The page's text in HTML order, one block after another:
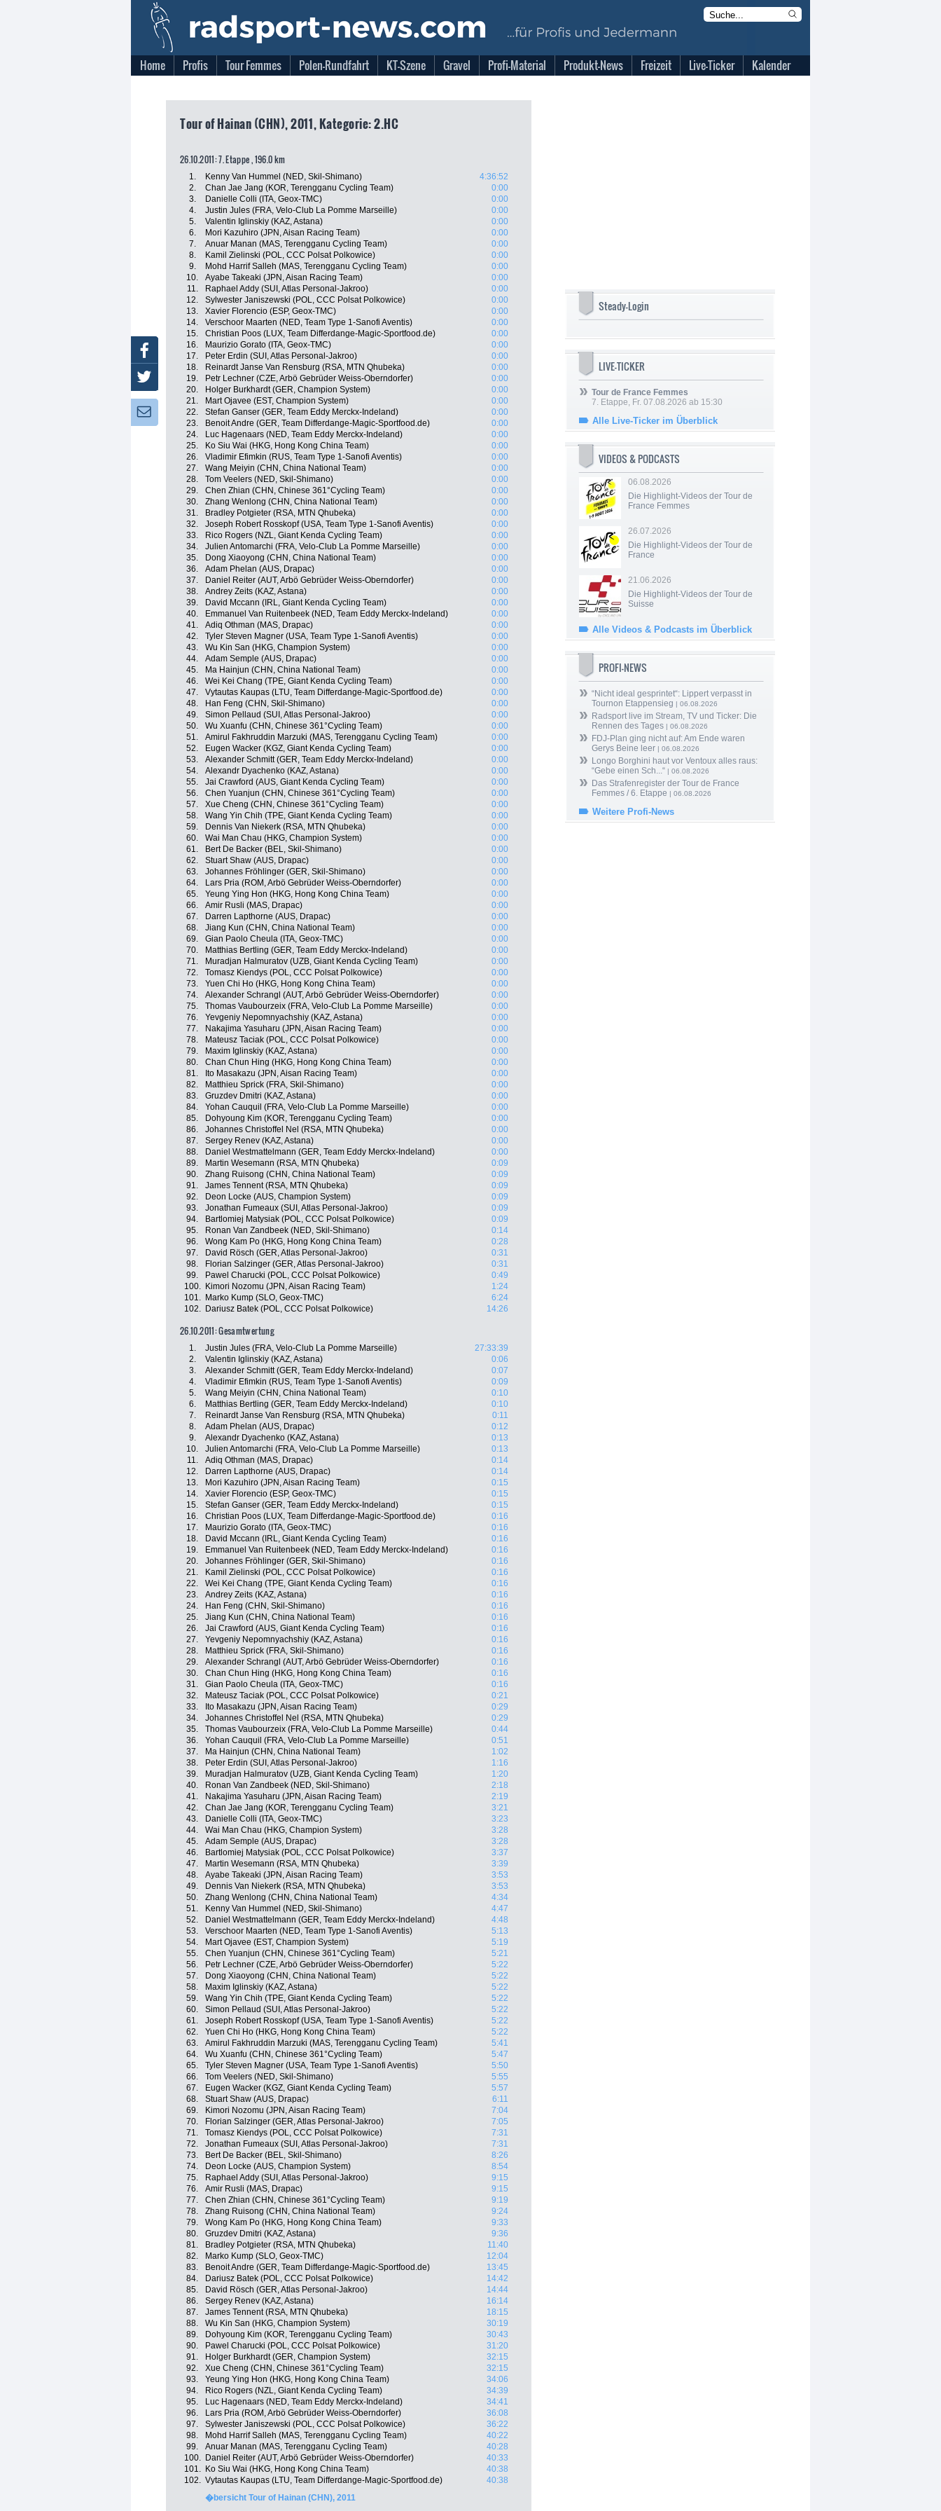
Home Profis Tour Femmes Polen-Rundfahrt KT-Szene Gravel Profi-Material Produkt-News Freizeit Live-Ticker Kalender
Tour of Hainan (CHN), 2011, Kategorie: 2.HC
26.10.2011: 7. Etappe , 196.0 km
1. Kenny Van Hummel (NED, Skil-Shimano)
4:36:52
2.
Chan Jae Jang (KOR, Terengganu Cycling Team)
0:00
3.
Danielle Colli (ITA, Geox-TMC)
0:00
4.
Justin Jules (FRA, Velo-Club La Pomme Marseille)
0:00
5.
Valentin Iglinskiy (KAZ, Astana)
0:00
6.
Mori Kazuhiro (JPN, Aisan Racing Team)
0:00
7.
Anuar Manan (MAS, Terengganu Cycling Team)
0:00
8.
Kamil Zielinski (POL, CCC Polsat Polkowice)
0:00
9.
Mohd Harrif Salleh (MAS, Terengganu Cycling Team)
0:00
10.
Ayabe Takeaki (JPN, Aisan Racing Team)
0:00
11.
Raphael Addy (SUI, Atlas Personal-Jakroo)
0:00
12.
Sylwester Janiszewski (POL, CCC Polsat Polkowice)
0:00
13.
Xavier Florencio (ESP, Geox-TMC)
0:00
14.
Verschoor Maarten (NED, Team Type 1-Sanofi Aventis)
0:00
15.
Christian Poos (LUX, Team Differdange-Magic-Sportfood.de)
0:00
16.
Maurizio Gorato (ITA, Geox-TMC)
0:00
17.
Peter Erdin (SUI, Atlas Personal-Jakroo)
0:00
18.
Reinardt Janse Van Rensburg (RSA, MTN Qhubeka)
0:00
19.
Petr Lechner (CZE, Arbö Gebrüder Weiss-Oberndorfer)
0:00
20.
Holger Burkhardt (GER, Champion System)
0:00
21.
Mart Ojavee (EST, Champion System)
0:00
22.
Stefan Ganser (GER, Team Eddy Merckx-Indeland)
0:00
23.
Benoit Andre (GER, Team Differdange-Magic-Sportfood.de)
0:00
24.
Luc Hagenaars (NED, Team Eddy Merckx-Indeland)
0:00
25.
Ko Siu Wai (HKG, Hong Kong China Team)
0:00
26.
Vladimir Efimkin (RUS, Team Type 1-Sanofi Aventis)
0:00
27.
Wang Meiyin (CHN, China National Team)
0:00
28.
Tom Veelers (NED, Skil-Shimano)
0:00
29.
Chen Zhian (CHN, Chinese 361°Cycling Team)
0:00
30.
Zhang Wenlong (CHN, China National Team)
0:00
31.
Bradley Potgieter (RSA, MTN Qhubeka)
0:00
32.
Joseph Robert Rosskopf (USA, Team Type 1-Sanofi Aventis)
0:00
33.
Rico Rogers (NZL, Giant Kenda Cycling Team)
0:00
34.
Julien Antomarchi (FRA, Velo-Club La Pomme Marseille)
0:00
35.
Dong Xiaoyong (CHN, China National Team)
0:00
36.
Adam Phelan (AUS, Drapac)
0:00
37.
Daniel Reiter (AUT, Arbö Gebrüder Weiss-Oberndorfer)
0:00
38.
Andrey Zeits (KAZ, Astana)
0:00
39.
David Mccann (IRL, Giant Kenda Cycling Team)
0:00
40.
Emmanuel Van Ruitenbeek (NED, Team Eddy Merckx-Indeland)
0:00
41.
Adiq Othman (MAS, Drapac)
0:00
42.
Tyler Steven Magner (USA, Team Type 1-Sanofi Aventis)
0:00
43.
Wu Kin San (HKG, Champion System)
0:00
44.
Adam Semple (AUS, Drapac)
0:00
45.
Ma Hainjun (CHN, China National Team)
0:00
46.
Wei Kei Chang (TPE, Giant Kenda Cycling Team)
0:00
47.
Vytautas Kaupas (LTU, Team Differdange-Magic-Sportfood.de)
0:00
48.
Han Feng (CHN, Skil-Shimano)
0:00
49.
Simon Pellaud (SUI, Atlas Personal-Jakroo)
0:00
50.
Wu Xuanfu (CHN, Chinese 361°Cycling Team)
0:00
51.
Amirul Fakhruddin Marzuki (MAS, Terengganu Cycling Team)
0:00
52.
Eugen Wacker (KGZ, Giant Kenda Cycling Team)
0:00
53.
Alexander Schmitt (GER, Team Eddy Merckx-Indeland)
0:00
54.
Alexandr Dyachenko (KAZ, Astana)
0:00
55.
Jai Crawford (AUS, Giant Kenda Cycling Team)
0:00
56.
Chen Yuanjun (CHN, Chinese 361°Cycling Team)
0:00
57.
Xue Cheng (CHN, Chinese 361°Cycling Team)
0:00
58.
Wang Yin Chih (TPE, Giant Kenda Cycling Team)
0:00
59.
Dennis Van Niekerk (RSA, MTN Qhubeka)
0:00
60.
Wai Man Chau (HKG, Champion System)
0:00
61.
Bert De Backer (BEL, Skil-Shimano)
0:00
62.
Stuart Shaw (AUS, Drapac)
0:00
63.
Johannes Fröhlinger (GER, Skil-Shimano)
0:00
64.
Lars Pria (ROM, Arbö Gebrüder Weiss-Oberndorfer)
0:00
65.
Yeung Ying Hon (HKG, Hong Kong China Team)
0:00
66.
Amir Rusli (MAS, Drapac)
0:00
67.
Darren Lapthorne (AUS, Drapac)
0:00
68.
Jiang Kun (CHN, China National Team)
0:00
69.
Gian Paolo Cheula (ITA, Geox-TMC)
0:00
70.
Matthias Bertling (GER, Team Eddy Merckx-Indeland)
0:00
71.
Muradjan Halmuratov (UZB, Giant Kenda Cycling Team)
0:00
72.
Tomasz Kiendys (POL, CCC Polsat Polkowice)
0:00
73.
Yuen Chi Ho (HKG, Hong Kong China Team)
0:00
74.
Alexander Schrangl (AUT, Arbö Gebrüder Weiss-Oberndorfer)
0:00
75.
Thomas Vaubourzeix (FRA, Velo-Club La Pomme Marseille)
0:00
76.
Yevgeniy Nepomnyachshiy (KAZ, Astana)
0:00
77.
Nakajima Yasuharu (JPN, Aisan Racing Team)
0:00
78.
Mateusz Taciak (POL, CCC Polsat Polkowice)
0:00
79.
Maxim Iglinskiy (KAZ, Astana)
0:00
80.
Chan Chun Hing (HKG, Hong Kong China Team)
0:00
81.
Ito Masakazu (JPN, Aisan Racing Team)
0:00
82.
Matthieu Sprick (FRA, Skil-Shimano)
0:00
83.
Gruzdev Dmitri (KAZ, Astana)
0:00
84.
Yohan Cauquil (FRA, Velo-Club La Pomme Marseille)
0:00
85.
Dohyoung Kim (KOR, Terengganu Cycling Team)
0:00
86.
Johannes Christoffel Nel (RSA, MTN Qhubeka)
0:00
87.
Sergey Renev (KAZ, Astana)
0:00
88.
Daniel Westmattelmann (GER, Team Eddy Merckx-Indeland)
0:00
89.
Martin Wesemann (RSA, MTN Qhubeka)
0:09
90.
Zhang Ruisong (CHN, China National Team)
0:09
91.
James Tennent (RSA, MTN Qhubeka)
0:09
92.
Deon Locke (AUS, Champion System)
0:09
93.
Jonathan Fumeaux (SUI, Atlas Personal-Jakroo)
0:09
94.
Bartlomiej Matysiak (POL, CCC Polsat Polkowice)
0:09
95.
Ronan Van Zandbeek (NED, Skil-Shimano)
0:14
96.
Wong Kam Po (HKG, Hong Kong China Team)
0:28
97.
David Rösch (GER, Atlas Personal-Jakroo)
0:31
98.
Florian Salzinger (GER, Atlas Personal-Jakroo)
0:31
99.
Pawel Charucki (POL, CCC Polsat Polkowice)
0:49
100.
Kimori Nozomu (JPN, Aisan Racing Team)
1:24
101.
Marko Kump (SLO, Geox-TMC)
6:24
102.
Dariusz Batek (POL, CCC Polsat Polkowice) 14:26
26.10.2011: Gesamtwertung
1. Justin Jules (FRA, Velo-Club La Pomme Marseille)
27:33:39
2.
Valentin Iglinskiy (KAZ, Astana)
0:06
3.
Alexander Schmitt (GER, Team Eddy Merckx-Indeland)
0:07
4.
Vladimir Efimkin (RUS, Team Type 1-Sanofi Aventis)
0:09
5.
Wang Meiyin (CHN, China National Team)
0:10
6.
Matthias Bertling (GER, Team Eddy Merckx-Indeland)
0:10
7.
Reinardt Janse Van Rensburg (RSA, MTN Qhubeka)
0:11
8.
Adam Phelan (AUS, Drapac)
0:12
9.
Alexandr Dyachenko (KAZ, Astana)
0:13
10.
Julien Antomarchi (FRA, Velo-Club La Pomme Marseille)
0:13
11.
Adiq Othman (MAS, Drapac)
0:14
12.
Darren Lapthorne (AUS, Drapac)
0:14
13.
Mori Kazuhiro (JPN, Aisan Racing Team)
0:15
14.
Xavier Florencio (ESP, Geox-TMC)
0:15
15.
Stefan Ganser (GER, Team Eddy Merckx-Indeland)
0:15
16.
Christian Poos (LUX, Team Differdange-Magic-Sportfood.de)
0:16
17.
Maurizio Gorato (ITA, Geox-TMC)
0:16
18.
David Mccann (IRL, Giant Kenda Cycling Team)
0:16
19.
Emmanuel Van Ruitenbeek (NED, Team Eddy Merckx-Indeland)
0:16
20.
Johannes Fröhlinger (GER, Skil-Shimano)
0:16
21.
Kamil Zielinski (POL, CCC Polsat Polkowice)
0:16
22.
Wei Kei Chang (TPE, Giant Kenda Cycling Team)
0:16
23.
Andrey Zeits (KAZ, Astana)
0:16
24.
Han Feng (CHN, Skil-Shimano)
0:16
25.
Jiang Kun (CHN, China National Team)
0:16
26.
Jai Crawford (AUS, Giant Kenda Cycling Team)
0:16
27.
Yevgeniy Nepomnyachshiy (KAZ, Astana)
0:16
28.
Matthieu Sprick (FRA, Skil-Shimano)
0:16
29.
Alexander Schrangl (AUT, Arbö Gebrüder Weiss-Oberndorfer)
0:16
30.
Chan Chun Hing (HKG, Hong Kong China Team)
0:16
31.
Gian Paolo Cheula (ITA, Geox-TMC)
0:16
32.
Mateusz Taciak (POL, CCC Polsat Polkowice)
0:21
33.
Ito Masakazu (JPN, Aisan Racing Team)
0:29
34.
Johannes Christoffel Nel (RSA, MTN Qhubeka)
0:29
35.
Thomas Vaubourzeix (FRA, Velo-Club La Pomme Marseille)
0:44
36.
Yohan Cauquil (FRA, Velo-Club La Pomme Marseille)
0:51
37.
Ma Hainjun (CHN, China National Team)
1:02
38.
Peter Erdin (SUI, Atlas Personal-Jakroo)
1:16
39.
Muradjan Halmuratov (UZB, Giant Kenda Cycling Team)
1:20
40.
Ronan Van Zandbeek (NED, Skil-Shimano)
2:18
41.
Nakajima Yasuharu (JPN, Aisan Racing Team)
2:19
42.
Chan Jae Jang (KOR, Terengganu Cycling Team)
3:21
43.
Danielle Colli (ITA, Geox-TMC)
3:23
44.
Wai Man Chau (HKG, Champion System)
3:28
45.
Adam Semple (AUS, Drapac)
3:28
46.
Bartlomiej Matysiak (POL, CCC Polsat Polkowice)
3:37
47.
Martin Wesemann (RSA, MTN Qhubeka)
3:39
48.
Ayabe Takeaki (JPN, Aisan Racing Team)
3:53
49.
Dennis Van Niekerk (RSA, MTN Qhubeka)
3:53
50.
Zhang Wenlong (CHN, China National Team)
4:34
51.
Kenny Van Hummel (NED, Skil-Shimano)
4:47
52.
Daniel Westmattelmann (GER, Team Eddy Merckx-Indeland)
4:48
53.
Verschoor Maarten (NED, Team Type 1-Sanofi Aventis)
5:13
54.
Mart Ojavee (EST, Champion System)
5:19
55.
Chen Yuanjun (CHN, Chinese 361°Cycling Team)
5:21
56.
Petr Lechner (CZE, Arbö Gebrüder Weiss-Oberndorfer)
5:22
57.
Dong Xiaoyong (CHN, China National Team)
5:22
58.
Maxim Iglinskiy (KAZ, Astana)
5:22
59.
Wang Yin Chih (TPE, Giant Kenda Cycling Team)
5:22
60.
Simon Pellaud (SUI, Atlas Personal-Jakroo)
5:22
61.
Joseph Robert Rosskopf (USA, Team Type 1-Sanofi Aventis)
5:22
62.
Yuen Chi Ho (HKG, Hong Kong China Team)
5:22
63.
Amirul Fakhruddin Marzuki (MAS, Terengganu Cycling Team)
5:41
64.
Wu Xuanfu (CHN, Chinese 361°Cycling Team)
5:47
65.
Tyler Steven Magner (USA, Team Type 1-Sanofi Aventis)
5:50
66.
Tom Veelers (NED, Skil-Shimano)
5:55
67.
Eugen Wacker (KGZ, Giant Kenda Cycling Team)
5:57
68.
Stuart Shaw (AUS, Drapac)
6:11
69.
Kimori Nozomu (JPN, Aisan Racing Team)
7:04
70.
Florian Salzinger (GER, Atlas Personal-Jakroo)
7:05
71.
Tomasz Kiendys (POL, CCC Polsat Polkowice)
7:31
72.
Jonathan Fumeaux (SUI, Atlas Personal-Jakroo)
7:31
73.
Bert De Backer (BEL, Skil-Shimano)
8:26
74.
Deon Locke (AUS, Champion System)
8:54
75.
Raphael Addy (SUI, Atlas Personal-Jakroo)
9:15
76.
Amir Rusli (MAS, Drapac)
9:15
77.
Chen Zhian (CHN, Chinese 361°Cycling Team)
9:19
78.
Zhang Ruisong (CHN, China National Team)
9:24
79.
Wong Kam Po (HKG, Hong Kong China Team)
9:33
80.
Gruzdev Dmitri (KAZ, Astana)
9:36
81.
Bradley Potgieter (RSA, MTN Qhubeka)
11:40
82.
Marko Kump (SLO, Geox-TMC)
12:04
83.
Benoit Andre (GER, Team Differdange-Magic-Sportfood.de)
13:45
84.
Dariusz Batek (POL, CCC Polsat Polkowice)
14:42
85.
David Rösch (GER, Atlas Personal-Jakroo)
14:44
86.
Sergey Renev (KAZ, Astana)
16:14
87.
James Tennent (RSA, MTN Qhubeka)
18:15
88.
Wu Kin San (HKG, Champion System)
30:19
89.
Dohyoung Kim (KOR, Terengganu Cycling Team)
30:43
90.
Pawel Charucki (POL, CCC Polsat Polkowice)
31:20
91.
Holger Burkhardt (GER, Champion System)
32:15
92.
Xue Cheng (CHN, Chinese 361°Cycling Team)
32:15
93.
Yeung Ying Hon (HKG, Hong Kong China Team)
34:06
94.
Rico Rogers (NZL, Giant Kenda Cycling Team)
34:39
95.
Luc Hagenaars (NED, Team Eddy Merckx-Indeland)
34:41
96.
Lars Pria (ROM, Arbö Gebrüder Weiss-Oberndorfer)
36:08
97.
Sylwester Janiszewski (POL, CCC Polsat Polkowice)
36:22
98.
Mohd Harrif Salleh (MAS, Terengganu Cycling Team)
40:22
99.
Anuar Manan (MAS, Terengganu Cycling Team)
40:28
100.
Daniel Reiter (AUT, Arbö Gebrüder Weiss-Oberndorfer)
40:33
101.
Ko Siu Wai (HKG, Hong Kong China Team)
40:38
102. Vytautas Kaupas (LTU, Team Differdange-Magic-Sportfood.de)
40:38
�bersicht Tour of Hainan (CHN), 2011
Steady-Login
LIVE-TICKER
Tour de France Femmes
7. Etappe, Fr. 07.08.2026 ab 15:30
Alle Live-Ticker im Überblick
VIDEOS & PODCASTS
06.08.2026
Die Highlight-Videos der Tour de
France Femmes
26.07.2026
Die Highlight-Videos der Tour de
France
21.06.2026
Die Highlight-Videos der Tour de
Suisse
Alle Videos & Podcasts im Überblick
PROFI-NEWS
“Nicht ideal gesprintet“: Lippert verpasst in
Tournon Etappensieg | 06.08.2026
Radsport live im Stream, TV und Ticker: Die
Rennen des Tages | 06.08.2026
FDJ-Plan ging nicht auf: Am Ende waren
Gerys Beine leer | 06.08.2026
Longo Borghini haut vor Ventoux alles raus:
“Gebe einen Sch...“ | 06.08.2026
Das Strafenregister der Tour de France
Femmes / 6. Etappe | 06.08.2026
Weitere Profi-News
Facebook
Twitter
Newsletter: